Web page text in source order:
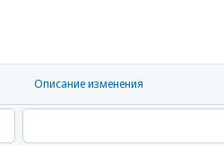
Описание изменения